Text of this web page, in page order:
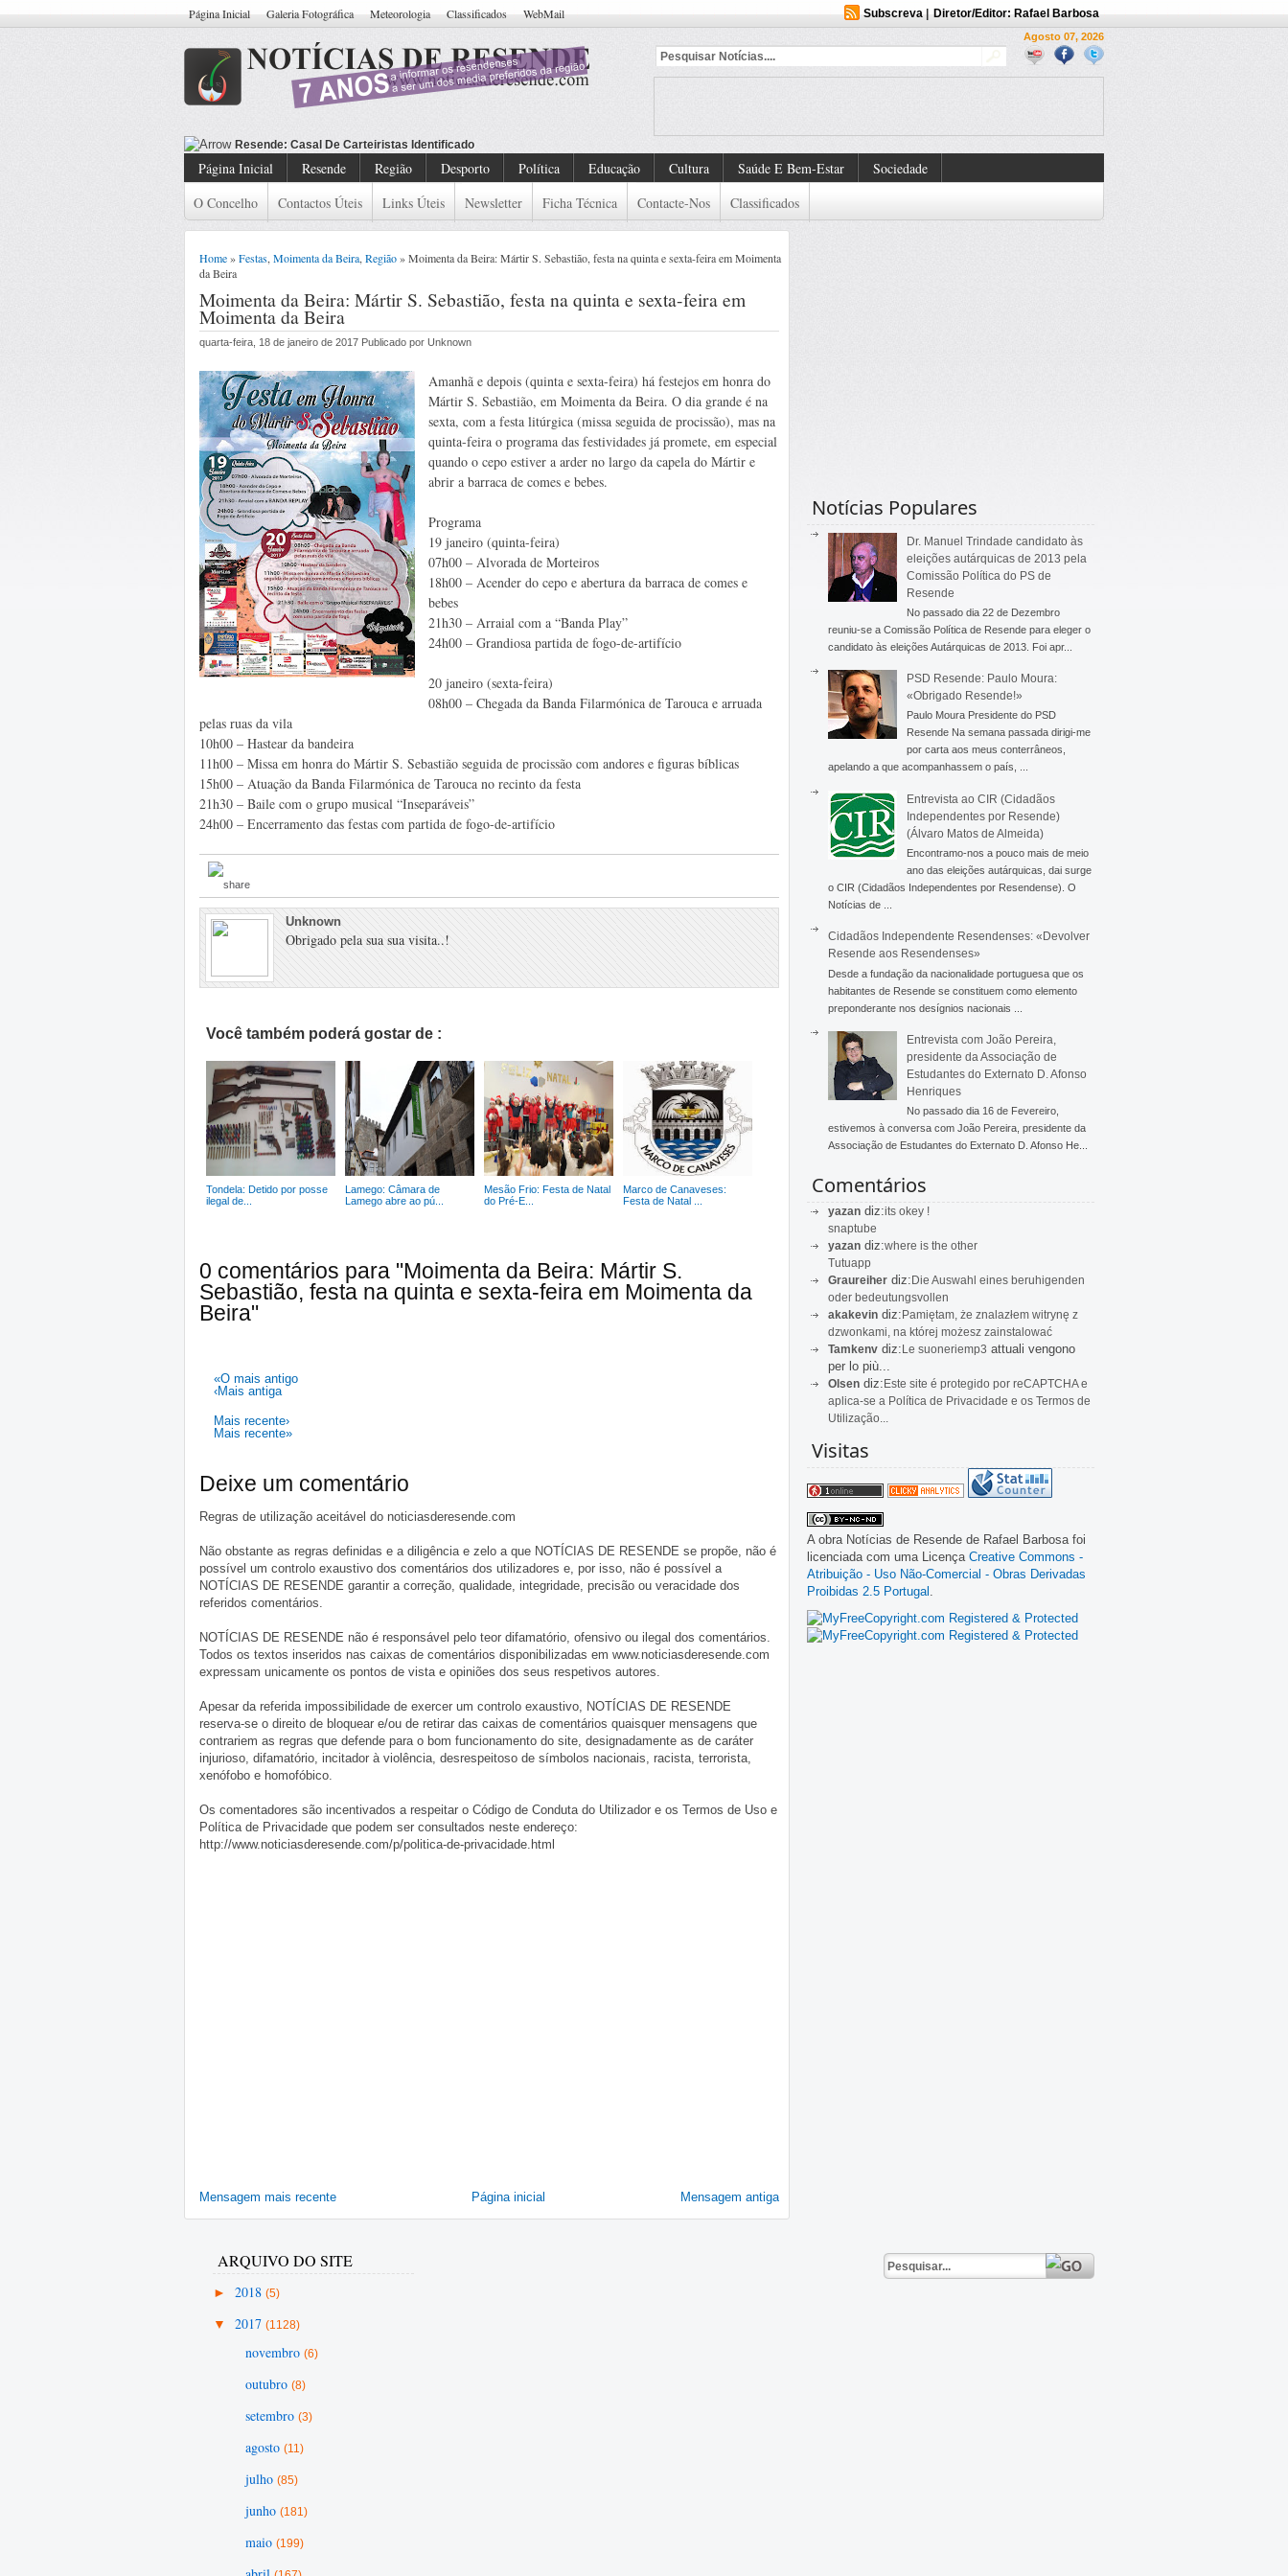
Página Inicial Galeria Fotográfica Meteorologia Classificados WebMail Subscreva| Diretor/Editor: Rafael Barbosa
Agosto 07, 2026
Resende: Casal De Carteiristas Identificado
Página Inicial Resende Região Desporto Política Educação Cultura Saúde E Bem-Estar
Sociedade
O Concelho
Contactos Úteis Links Úteis Newsletter Ficha Técnica Contacte-Nos Classificados
Home»Festas Moimenta da Beira Região» Moimenta da Beira: Mártir S. Sebastião, festa na quinta e sexta-feira em Moimenta
da Beira
Moimenta da Beira: Mártir S. Sebastião, festa na quinta e sexta-feira em
Moimenta da Beira
quarta-feira, 18 de janeiro de 2017 Publicado por Unknown
Amanhã e depois (quinta e sexta-feira) há festejos em honra do
Mártir S. Sebastião, em Moimenta da Beira. O dia grande é na
sexta, com a festa litúrgica (missa seguida de procissão), mas na
quinta-feira o programa das festividades já promete, em especial
quando o cepo estiver a arder no largo da capela do Mártir e
abrir a barraca de comes e bebes.
Programa
19 janeiro (quinta-feira)
07h00 – Alvorada de Morteiros
18h00 – Acender do cepo e abertura da barraca de comes e
bebes
21h30 – Arraial com a “Banda Play”
24h00 – Grandiosa partida de fogo-de-artifício
20 janeiro (sexta-feira)
08h00 – Chegada da Banda Filarmónica de Tarouca e arruada
pelas ruas da vila
10h00 – Hastear da bandeira
11h00 – Missa em honra do Mártir S. Sebastião seguida de procissão com andores e figuras bíblicas
15h00 – Atuação da Banda Filarmónica de Tarouca no recinto da festa
21h30 – Baile com o grupo musical “Inseparáveis”
24h00 – Encerramento das festas com partida de fogo-de-artifício
Unknown
Obrigado pela sua sua visita..!
Você também poderá gostar de :
Tondela: Detido por posse
ilegal de...
Lamego: Câmara de
Lamego abre ao pú...
Mesão Frio: Festa de Natal
do Pré-E...
Marco de Canaveses:
Festa de Natal ...
0 comentários para "Moimenta da Beira: Mártir S.
Sebastião, festa na quinta e sexta-feira em Moimenta da
Beira"
«O mais antigo
‹Mais antiga
Mais recente›
Mais recente»
Deixe um comentário
Regras de utilização aceitável do noticiasderesende.com
Não obstante as regras definidas e a diligência e zelo a que NOTÍCIAS DE RESENDE se propõe, não é
possível um controlo exaustivo dos comentários dos utilizadores e, por isso, não é possível a
NOTÍCIAS DE RESENDE garantir a correção, qualidade, integridade, precisão ou veracidade dos
referidos comentários.
NOTÍCIAS DE RESENDE não é responsável pelo teor difamatório, ofensivo ou ilegal dos comentários.
Todos os textos inseridos nas caixas de comentários disponibilizadas em www.noticiasderesende.com
expressam unicamente os pontos de vista e opiniões dos seus respetivos autores.
Apesar da referida impossibilidade de exercer um controlo exaustivo, NOTÍCIAS DE RESENDE
reserva-se o direito de bloquear e/ou de retirar das caixas de comentários quaisquer mensagens que
contrariem as regras que defende para o bom funcionamento do site, designadamente as de caráter
injurioso, difamatório, incitador à violência, desrespeitoso de símbolos nacionais, racista, terrorista,
xenófobo e homofóbico.
Os comentadores são incentivados a respeitar o Código de Conduta do Utilizador e os Termos de Uso e
Política de Privacidade que podem ser consultados neste endereço:
http://www.noticiasderesende.com/p/politica-de-privacidade.html
Mensagem mais recente Mensagem antiga
Página inicial
Notícias Populares
Dr. Manuel Trindade candidato às
eleições autárquicas de 2013 pela
Comissão Política do PS de
Resende
No passado dia 22 de Dezembro
reuniu-se a Comissão Política de Resende para eleger o
candidato às eleições Autárquicas de 2013. Foi apr...
PSD Resende: Paulo Moura:
«Obrigado Resende!»
Paulo Moura Presidente do PSD
Resende Na semana passada dirigi-me
por carta aos meus conterrâneos,
apelando a que acompanhassem o país, ...
Entrevista ao CIR (Cidadãos
Independentes por Resende)
(Álvaro Matos de Almeida)
Encontramo-nos a pouco mais de meio
ano das eleições autárquicas, dai surge
o CIR (Cidadãos Independentes por Resendense). O
Notícias de ...
Cidadãos Independente Resendenses: «Devolver
Resende aos Resendenses»
Desde a fundação da nacionalidade portuguesa que os
habitantes de Resende se constituem como elemento
preponderante nos desígnios nacionais ...
Entrevista com João Pereira,
presidente da Associação de
Estudantes do Externato D. Afonso
Henriques
No passado dia 16 de Fevereiro,
estivemos à conversa com João Pereira, presidente da
Associação de Estudantes do Externato D. Afonso He...
Comentários
yazan diz:its okey !
snaptube
yazan diz:where is the other
Tutuapp
Graureiher diz:Die Auswahl eines beruhigenden
oder bedeutungsvollen
akakevin diz:Pamiętam, że znalazłem witrynę z
dzwonkami, na której możesz zainstalować
Tamkenv diz:Le suoneriemp3 attuali vengono
per lo più...
Olsen diz:Este site é protegido por reCAPTCHA e
aplica-se a Política de Privacidade e os Termos de
Utilização...
Visitas
A obra Notícias de Resende de Rafael Barbosa foi
licenciada com uma Licença Creative Commons -
Atribuição - Uso Não-Comercial - Obras Derivadas
Proibidas 2.5 Portugal
ARQUIVO DO SITE
► 2018 (5)
▼ 2017 (1128)
novembro (6)
outubro (8)
setembro (3)
agosto (11)
julho (85)
junho (181)
maio (199)